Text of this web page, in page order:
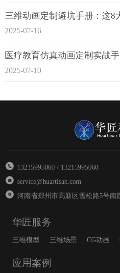
三维动画定制避坑手册：这8
2025-07-16
2025-07-10
13215995060 / 13215995060
service@huartisan.com
河南省郑州市高新区雪松路5号南
华匠服务
三维模型 三维场景 CG动画
应用案例